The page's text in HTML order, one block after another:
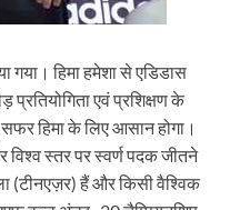
गया। हिमा हमेशा से एडिडास
एवं प्रशिक्षण के
हिमा के लिए आसान होगा।
विश्व स्तर पर स्वर्ण पदक जीतने
(टीनएज़र) हैं और किसी वैश्विक